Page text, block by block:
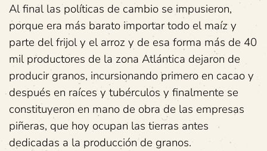
Al final las políticas de cambio se impusieron,
porque era más barato importar todo el maíz y
parte del frijol y el arroz y de esa forma más de 40
mil productores de la zona Atlántica dejaron de
producir granos, incursionando primero en cacao y
después en raíces y tubérculos y finalmente se
constituyeron en mano de obra de las empresas
piñeras, que hoy ocupan las tierras antes
dedicadas a la producción de granos.